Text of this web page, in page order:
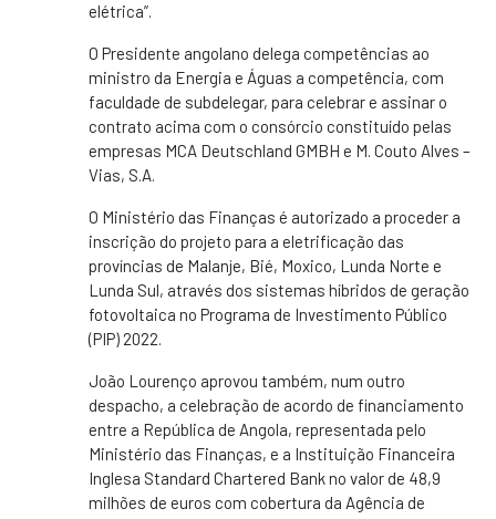
elétrica”.
O Presidente angolano delega competências ao
ministro da Energia e Águas a competência, com
faculdade de subdelegar, para celebrar e assinar o
contrato acima com o consórcio constituído pelas
empresas MCA Deutschland GMBH e M. Couto Alves –
Vias, S.A.
O Ministério das Finanças é autorizado a proceder a
inscrição do projeto para a eletrificação das
províncias de Malanje, Bié, Moxico, Lunda Norte e
Lunda Sul, através dos sistemas híbridos de geração
fotovoltaica no Programa de Investimento Público
(PIP) 2022.
João Lourenço aprovou também, num outro
despacho, a celebração de acordo de financiamento
entre a República de Angola, representada pelo
Ministério das Finanças, e a Instituição Financeira
Inglesa Standard Chartered Bank no valor de 48,9
milhões de euros com cobertura da Agência de